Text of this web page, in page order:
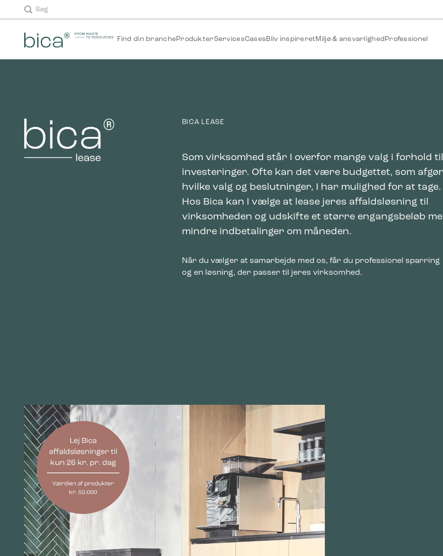
Fortsæt
til
Søg
Find din brancheProdukterServicesCases Bliv inspireret Miljø & ansvarlighed Professionel
BICA LEASE
Som virksomhed står I overfor mange valg i forhold til
investeringer. Ofte kan det være budgettet, som afgør
hvilke valg og beslutninger, I har mulighed for at tage.
Hos Bica kan I vælge at lease jeres affaldsløsning til
virksomheden og udskifte et større engangsbeløb
mindre indbetalinger om måneden.
Når du vælger at samarbejde med os, får du professionel sparring
og en løsning, der passer til jeres virksomhed.